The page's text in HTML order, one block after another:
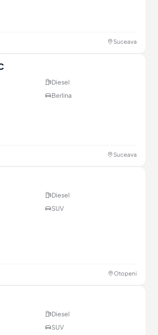
Suceava
Diesel
Berlina
Suceava
Diesel
SUV
Otopeni
Diesel
SUV